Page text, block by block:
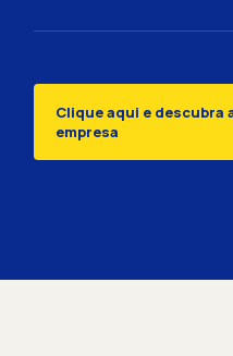
Clique aqui e descubra
empresa